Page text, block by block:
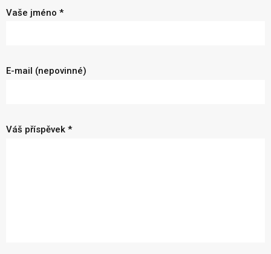
Vaše jméno *
E-mail (nepovinné)
Váš příspěvek *